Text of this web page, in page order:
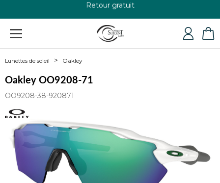
Lunettes de soleil Oakley
Oakley OO9208-71
OO9208-38-920871